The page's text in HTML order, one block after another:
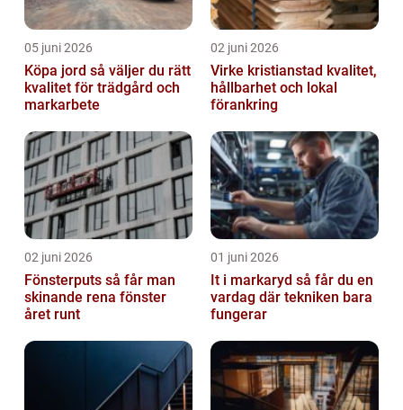
05 juni 2026
Köpa jord så väljer du rätt
kvalitet för trädgård och
markarbete
02 juni 2026
Virke kristianstad kvalitet,
hållbarhet och lokal
förankring
02 juni 2026
Fönsterputs så får man
skinande rena fönster
året runt
01 juni 2026
It i markaryd så får du en
vardag där tekniken bara
fungerar